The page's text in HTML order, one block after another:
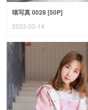
喵写真 0028 [50P]
2022-03-14